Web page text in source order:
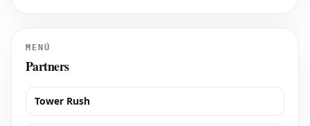
MENÚ
Partners
Tower Rush